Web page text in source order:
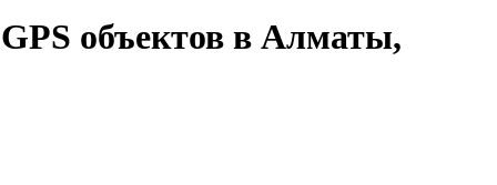
объектов в Алматы,